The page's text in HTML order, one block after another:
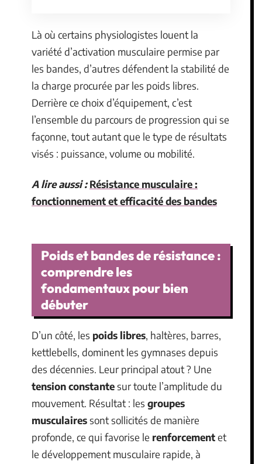
Là où certains physiologistes louent la
variété d’activation musculaire permise par
les bandes, d’autres défendent la stabilité de
la charge procurée par les poids libres.
Derrière ce choix d’équipement, c’est
l’ensemble du parcours de progression qui se
façonne, tout autant que le type de résultats
visés : puissance, volume ou mobilité.
A lire aussi : Résistance musculaire :
fonctionnement et efficacité des bandes
Poids et bandes de résistance :
comprendre les
fondamentaux pour bien
débuter
D’un côté, les poids libres, haltères, barres,
kettlebells, dominent les gymnases depuis
des décennies. Leur principal atout ? Une
tension constantesur toute l’amplitude du
mouvement. Résultat : les groupes
musculairessont sollicités de manière
profonde, ce qui favorise le renforcementet
le développement musculaire rapide, à